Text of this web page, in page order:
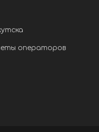
операторов